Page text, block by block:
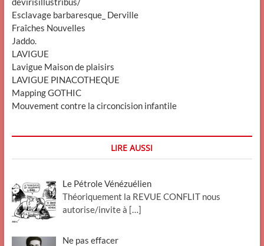
Esclavage barbaresque_ Derville
Fraîches Nouvelles
Jaddo.
LAVIGUE
Lavigue Maison de plaisirs
LAVIGUE PINACOTHEQUE
Mapping GOTHIC
Mouvement contre la circoncision infantile
LIRE AUSSI
Le Pétrole Vénézuélien
Théoriquement la REVUE CONFLIT nous
autorise/invite à […]
Ne pas effacer